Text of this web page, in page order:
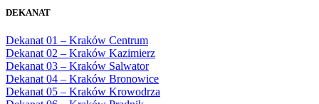
1983
1985
1986
1987
1988
1989
1990
Bęczarka, Parafia Matki Boskiej
Będkowice, Parafia Najświętszej Maryi
Panny Królowej
Białka Górna, Parafia Matki Bożej
Królowej Rodzin
Białka Tatrzańska, Parafia Świętych
DEKANAT
Dekanat 01 – Kraków Centrum
Dekanat 02 – Kraków Kazimierz
Dekanat 03 – Kraków Salwator
Dekanat 04 – Kraków Bronowice
Dekanat 05 – Kraków Krowodrza